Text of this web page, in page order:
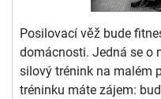
Posilovací věž bude
domácnosti. Jedná se o
silový trénink na malém
tréninku máte zájem: